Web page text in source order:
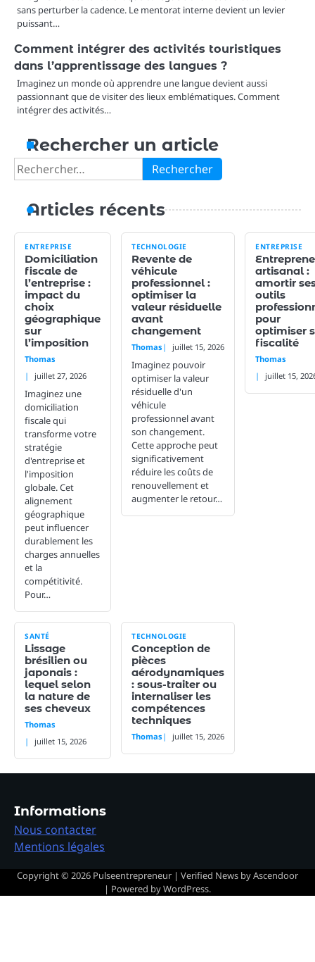
sans perturber la cadence. Le mentorat interne devient un levier
puissant…
Comment intégrer des activités touristiques
dans l’apprentissage des langues ?
Imaginez un monde où apprendre une langue devient aussi
passionnant que de visiter des lieux emblématiques. Comment
intégrer des activités…
Rechercher un article
Rechercher :
Articles récents
ENTREPRISE
Domiciliation
fiscale de
l’entreprise :
impact du
choix
géographique
sur
l’imposition
Thomas
juillet 27, 2026
Imaginez une
domiciliation
fiscale qui
transforme votre
stratégie
d'entreprise et
l'imposition
globale. Cet
alignement
géographique
peut influencer
durablement les
charges annuelles
et la
compétitivité.
Pour…
TECHNOLOGIE
Revente de
véhicule
professionnel :
optimiser la
valeur résiduelle
avant
changement
Thomas juillet 15, 2026
Imaginez pouvoir
optimiser la valeur
résiduelle d'un
véhicule
professionnel avant
son changement.
Cette approche peut
significativement
réduire les coûts de
renouvellement et
augmenter le retour…
ENTREPRISE
artisanal :
amortir
outils
pour
optimiser
fiscalité
Thomas
juillet 15,
SANTÉ
Lissage
brésilien ou
japonais :
lequel selon
la nature de
ses cheveux
Thomas
juillet 15, 2026
TECHNOLOGIE
Conception de
pièces
aérodynamiques
: sous-traiter ou
internaliser les
compétences
techniques
Thomas juillet 15, 2026
Informations
Nous contacter
Mentions légales
Copyright © 2026 Pulseentrepreneur | Verified News byAscendoor
| Powered byWordPress.